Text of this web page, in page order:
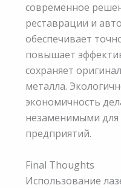
современное
реставрации и
обеспечивает
повышает
сохраняет
металла.
экономичность
незаменимыми
предприятий.
Final Thoughts
Использование